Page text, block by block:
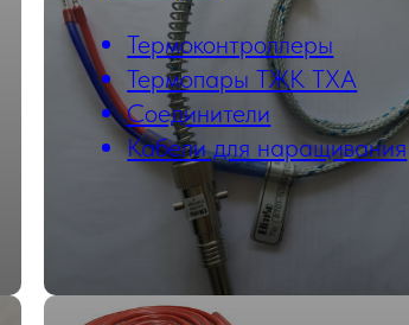
Термоконтроллеры
Термопары ТЖК ТХА
Соединители
Кабели для наращивания